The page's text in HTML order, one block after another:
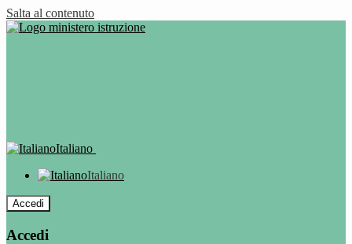
Salta al contenuto
Italiano
Italiano
Accedi
Accedi